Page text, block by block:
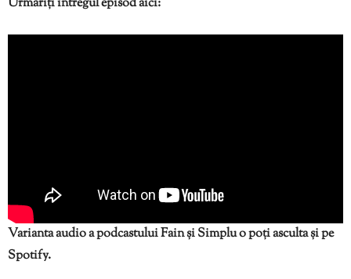
Urmăriți întregul episod aici:
Varianta audio a podcastului Fain și Simplu o poți asculta și pe
Spotify.